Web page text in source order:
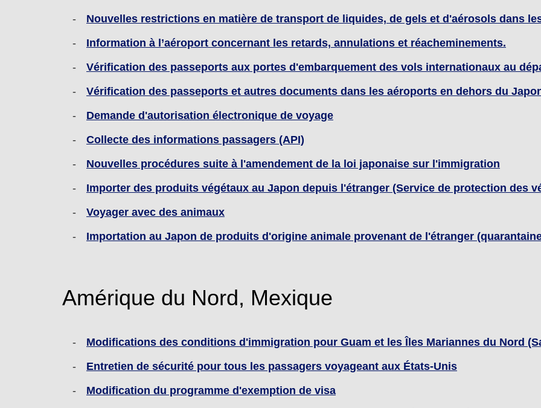
Nouvelles restrictions en matière de transport de liquides, de gels et d'aérosols dans
Information à l’aéroport concernant les retards, annulations et réacheminements.
Vérification des passeports aux portes d'embarquement des vols internationaux au
Vérification des passeports et autres documents dans les aéroports en dehors du
Demande d'autorisation électronique de voyage
Collecte des informations passagers (API)
Nouvelles procédures suite à l'amendement de la loi japonaise sur l'immigration
Importer des produits végétaux au Japon depuis l'étranger (Service de protection des
Voyager avec des animaux
Importation au Japon de produits d'origine animale provenant de l'étranger
Amérique du Nord, Mexique
Modifications des conditions d'immigration pour Guam et les Îles Mariannes du Nord
Entretien de sécurité pour tous les passagers voyageant aux États-Unis
Modification du programme d'exemption de visa